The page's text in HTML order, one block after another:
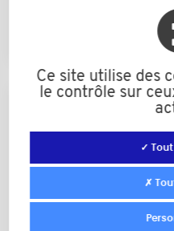
Ce site utilise des
le contrôle sur
✓
✗